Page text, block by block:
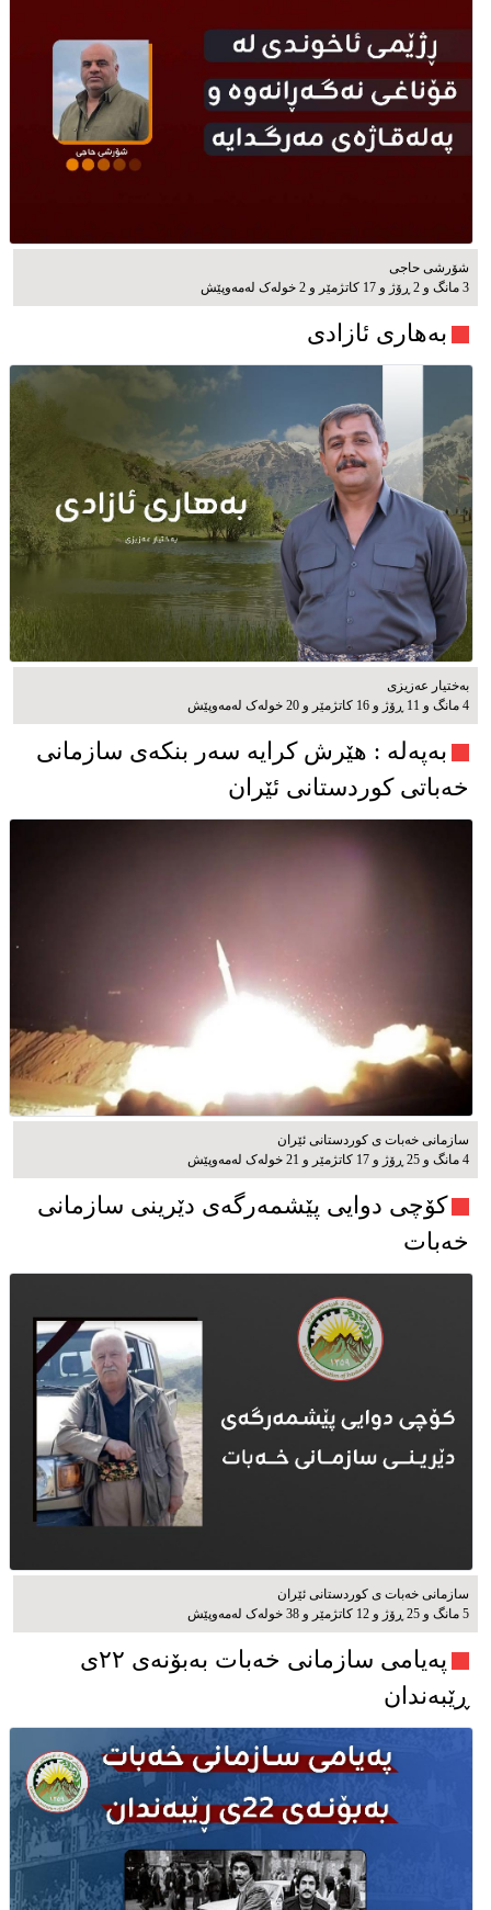
شۆرشی حاجی
3 مانگ و 2 ڕۆژ و 17 کاتژمێر و 2 خوله‌ک له‌مه‌وپێش‌
بەهاری ئازادی
بەختیار عەزیزی
4 مانگ و 11 ڕۆژ و 16 کاتژمێر و 20 خوله‌ک له‌مه‌وپێش‌
به‌په‌له‌ : هێرش کرایە سەر بنکەی سازمانی
خەباتی کوردستانی ئێران
سازمانی خەبات ی کوردستانی ئێران
4 مانگ و 25 ڕۆژ و 17 کاتژمێر و 21 خوله‌ک له‌مه‌وپێش‌
کۆچی دوایی پێشمەرگەی دێرینی سازمانی
خەبات
سازمانی خەبات ی كوردستانی ئێران
5 مانگ و 25 ڕۆژ و 12 کاتژمێر و 38 خوله‌ک له‌مه‌وپێش‌
پەیامی سازمانی خەبات بەبۆنەی ۲۲ی
ڕێبەندان